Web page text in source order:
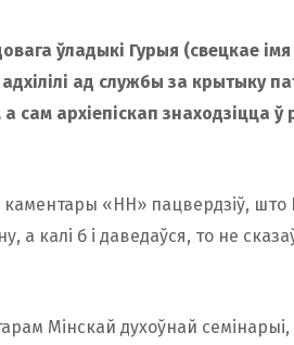
ўладыкі Гурыя (свецкае
ад службы за крытыку
сам архіепіскап знаходзіцца
«НН» пацвердзіў,
а калі б і даведаўся, то не
Мінскай духоўнай